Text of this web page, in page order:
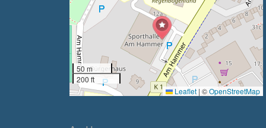
50 m
200 ft
Leaflet | ©OpenStreetMap